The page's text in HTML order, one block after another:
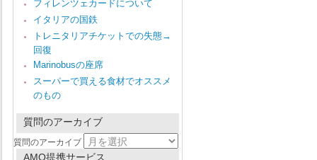
フィレンツェカードについて
イタリアの国鉄
トレニタリアチケットでの失態→
回復
Marinobusの座席
スーパーで買える食材でオススメ
のもの
質問のアーカイブ
質問のアーカイブ
AMO提携サービス